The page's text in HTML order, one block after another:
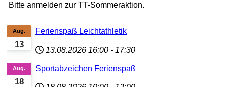
Bitte anmelden zur TT-Sommeraktion.
13
Aug. Ferienspaß Leichtathletik
13.08.2026 16:00 - 17:30
18
Aug. Sportabzeichen Ferienspaß